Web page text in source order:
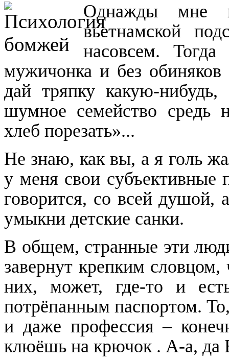
Однажды мне
вьетнамской
насовсем. Тогда
мужичонка и без
дай тряпку какую-
шумное семейство средь
хлеб порезать»...
Не знаю, как вы, а я голь
у меня свои
говорится, со всей душой,
умыкни детские санки.
В общем, странные эти
завернут крепким
них, может, где-то и
потрёпанным паспортом.
и даже профессия –
клюёшь на крючок . А-а, да